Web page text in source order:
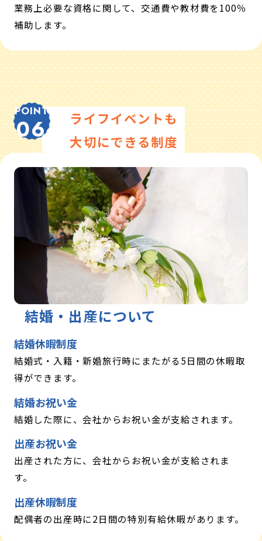
業務上必要な資格に関して、交通費や教材費を100％
補助します。
POINT
06
ライフイベントも
大切にできる制度
結婚・出産について
結婚休暇制度
結婚式・入籍・新婚旅行時にまたがる5日間の休暇取
得ができます。
結婚お祝い金
結婚した際に、会社からお祝い金が支給されます。
出産お祝い金
出産された方に、会社からお祝い金が支給されま
す。
出産休暇制度
配偶者の出産時に2日間の特別有給休暇があります。